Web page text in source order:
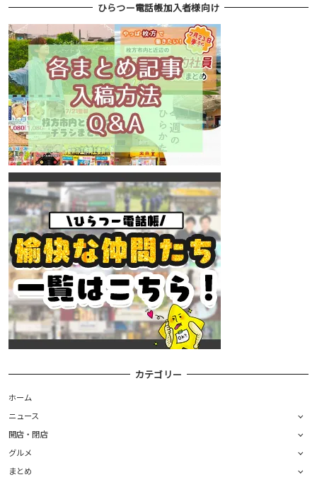
ひらつー電話帳加入者様向け
カテゴリー
ホーム
ニュース
開店・閉店
グルメ
まとめ